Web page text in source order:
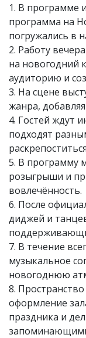
1. В программе
программа на
погружались в
2. Работу
на новогодний
аудиторию и
3. На сцене
жанра,
4. Гостей ждут
подходят
5. В программу
розыгрыши и
вовлечённость.
6. После
диджей и
7. В течение
музыкальное
новогоднюю
8.
оформление
праздника и